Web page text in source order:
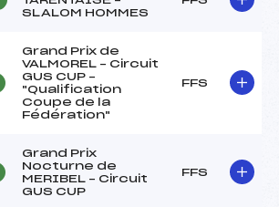
SLALOM HOMMES
Grand Prix de
VALMOREL – Circuit
GUS CUP –
"Qualification
Coupe de la
Fédération"
FFS
Grand Prix
Nocturne de
MERIBEL – Circuit
GUS CUP
FFS